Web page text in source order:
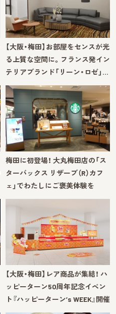
【大阪・梅田】お部屋をセンスが光
る上質な空間に。フランス発イン
テリアブランド「リーン・ロゼ」…
梅田に初登場！ 大丸梅田店の「ス
ターバックス リザーブ（R）カフ
ェ」でわたしにご褒美体験を
【大阪・梅田】レア商品が集結！ ハ
ッピーターン50周年記念イベン
ト『ハッピーターン’s WEEK』開催